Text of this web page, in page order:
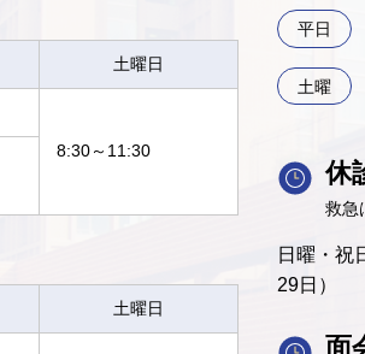
土曜日
8:30～11:30
土曜日
平日
土曜
休
救急
日曜・祝
29日）
面